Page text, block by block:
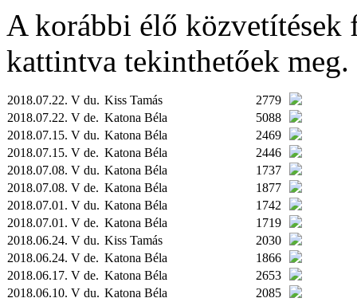
A korábbi élő közvetítések
kattintva tekinthetőek meg.
2018.07.22. V du. Kiss Tamás
2779
2018.07.22. V de. Katona Béla
5088
2018.07.15. V du. Katona Béla
2469
2018.07.15. V de. Katona Béla
2446
2018.07.08. V du. Katona Béla
1737
2018.07.08. V de. Katona Béla
1877
2018.07.01. V du. Katona Béla
1742
2018.07.01. V de. Katona Béla
1719
2018.06.24. V du. Kiss Tamás
2030
2018.06.24. V de. Katona Béla
1866
2018.06.17. V de. Katona Béla
2653
2018.06.10. V du. Katona Béla
2085